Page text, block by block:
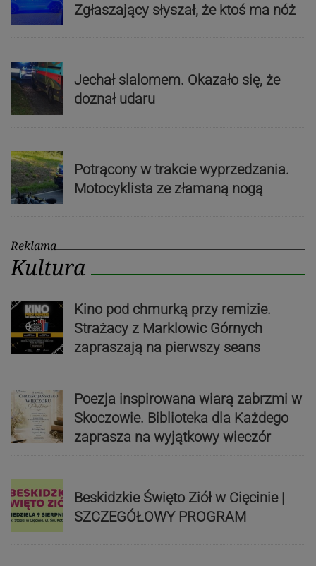
Zgłaszający słyszał, że ktoś ma nóż
Jechał slalomem. Okazało się, że
doznał udaru
Potrącony w trakcie wyprzedzania.
Motocyklista ze złamaną nogą
Reklama
Kultura
Kino pod chmurką przy remizie.
Strażacy z Marklowic Górnych
zapraszają na pierwszy seans
Poezja inspirowana wiarą zabrzmi w
Skoczowie. Biblioteka dla Każdego
zaprasza na wyjątkowy wieczór
Beskidzkie Święto Ziół w Cięcinie |
SZCZEGÓŁOWY PROGRAM